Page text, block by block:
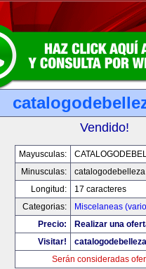
Vendido!
Mayusculas:
Minusculas:
Longitud:
17 caracteres
Categorias:
Miscelaneas
Precio:
Realizar una
Visitar!
Serán consideradas